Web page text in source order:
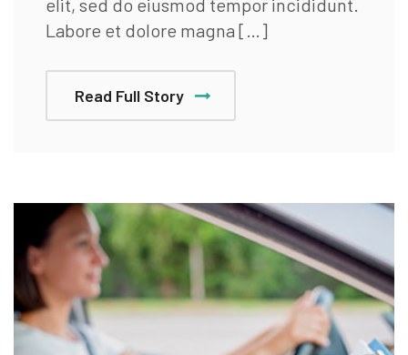
Labore et dolore magna […]
Read Full Story